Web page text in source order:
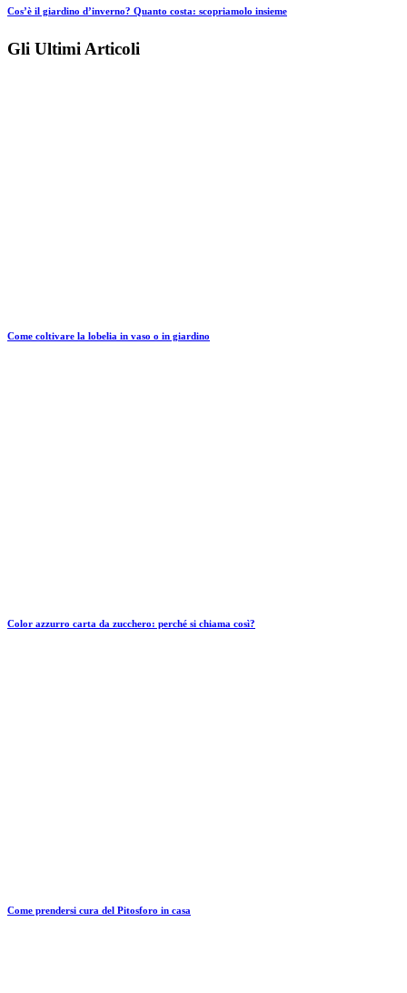
Cos’è il giardino d’inverno? Quanto costa: scopriamolo insieme
Gli Ultimi Articoli
Come coltivare la lobelia in vaso o in giardino
Color azzurro carta da zucchero: perché si chiama così?
Come prendersi cura del Pitosforo in casa